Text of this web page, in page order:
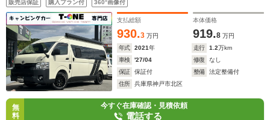
モニター/マックスファン/ソーラーパネル/着脱式シンク/トヨタ
先進装備/レイズA/W/ビッグX/ETC
販売店保証 購入プラン付 360°画像付
支払総額
930.3 万円
本体価格
919.8 万円
年式
2021年 走行 1.2万km
車検
'27/04 修復
なし
保証
保証付 整備
法定整備付
住所
兵庫県神戸市北区
無
料
今すぐ在庫確認・見積依頼
電話する